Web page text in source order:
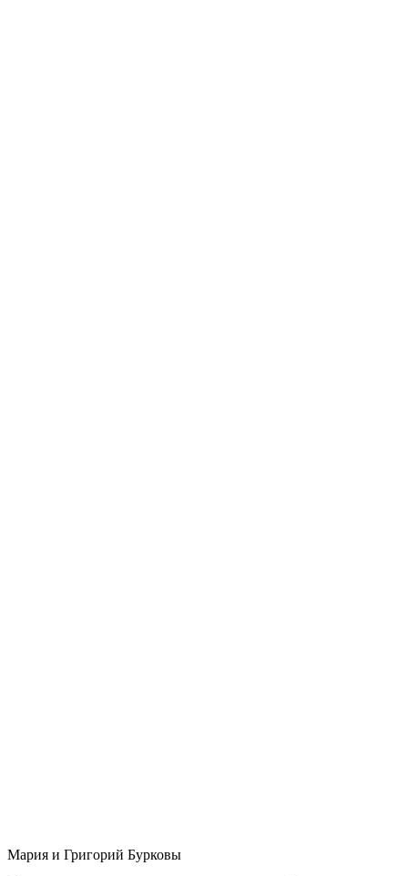
Мария и Григорий Бурковы